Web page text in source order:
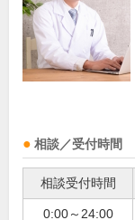
相談／受付時間
相談受付時間
0:00～24:00